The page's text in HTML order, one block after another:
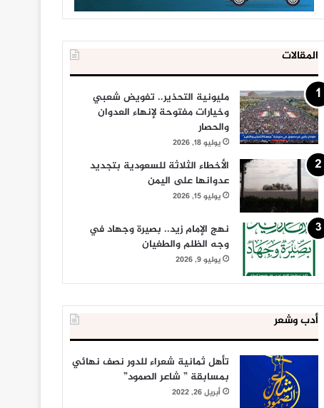
المقالات
مليونية التحذير.. تفويض شعبي
وخيارات مفتوحة لإنهاء العدوان
والحصار
يوليو 18, 2026
الأخطاء الثلاثة للسعودية بتجديد
عدوانها على اليمن
يوليو 15, 2026
نهج الإمام زيد.. بصيرة وجهاد في
وجه الظلم والطغيان
يوليو 9, 2026
أدب وشعر
تأهل ثمانية شعراء للدور نصف نهائي
بمسابقة ” شاعر الصمود”
أبريل 26, 2022